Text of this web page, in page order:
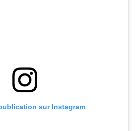
sur Instagram